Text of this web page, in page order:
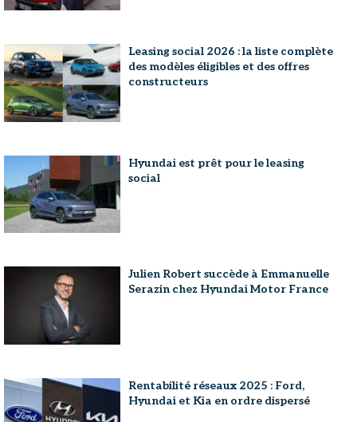
Leasing social 2026 : la liste complète
des modèles éligibles et des offres
constructeurs
Hyundai est prêt pour le leasing
social
Julien Robert succède à Emmanuelle
Serazin chez Hyundai Motor France
Rentabilité réseaux 2025 : Ford,
Hyundai et Kia en ordre dispersé